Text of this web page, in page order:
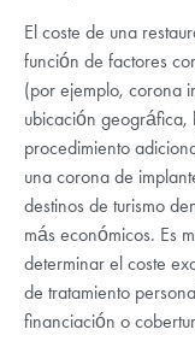
El coste de una
función de factores
(por ejemplo, corona
ubicación geográfica,
procedimiento
una corona de
destinos de turismo
más económicos. Es
determinar el coste
de tratamiento
financiación o